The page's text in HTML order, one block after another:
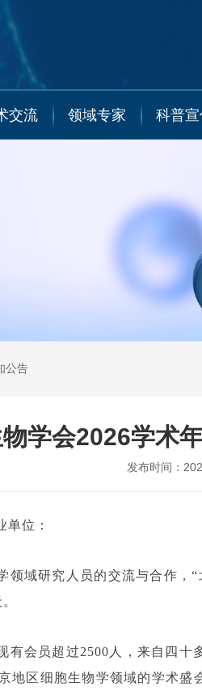
交流 领域专家 科普
公告
学会2026学术
发布时间：
单位：
领域研究人员的交流与合作，“
有会员超过2500 人，来自四十
地区细胞生物学领域的学术